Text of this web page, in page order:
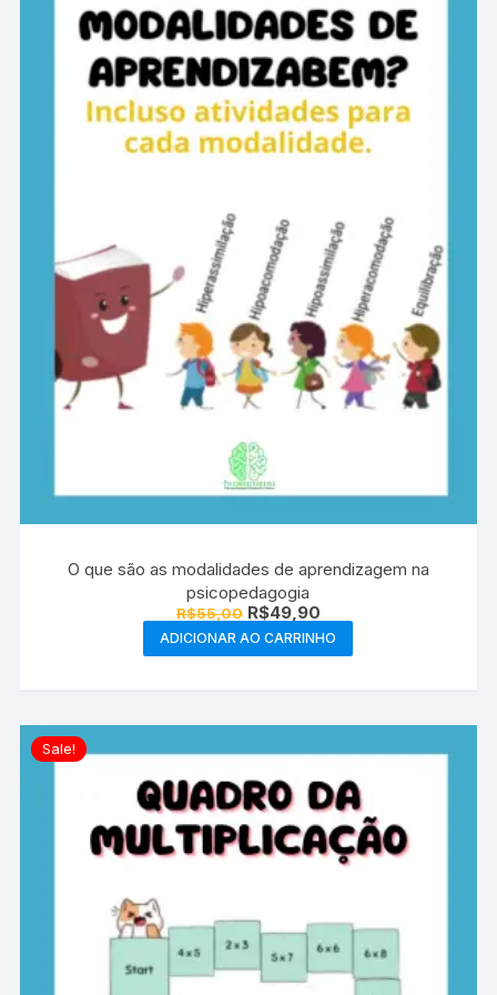
O que são as modalidades de aprendizagem na
psicopedagogia
R$55,00 O
preço
original
era:
R$49,90O
preço
atual
é:
ADICIONAR AO CARRINHO
Sale!